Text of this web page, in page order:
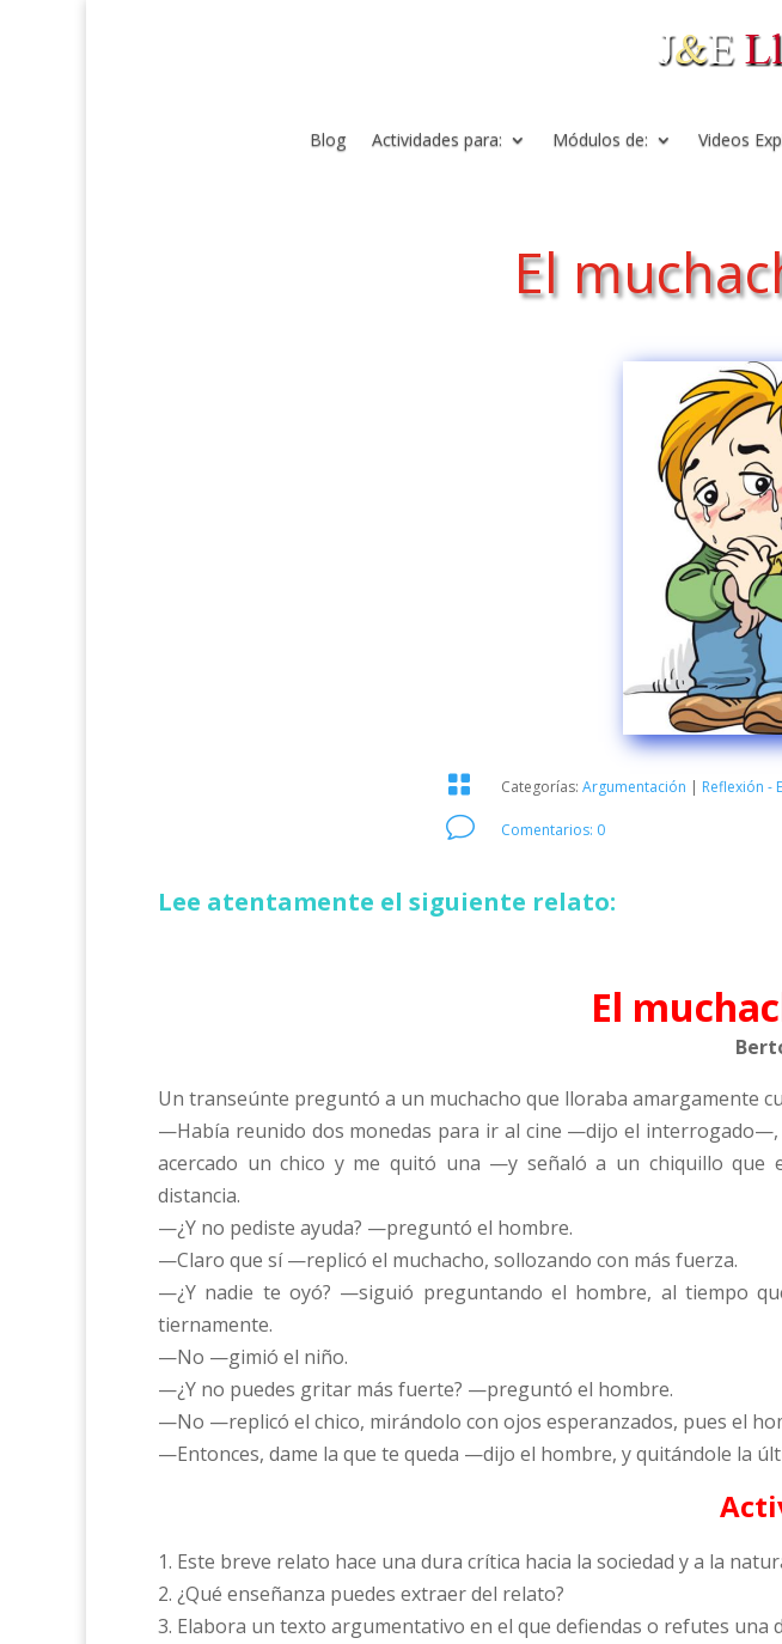
Blog Actividades para: Módulos de: Videos
El
 Categorías: Argumentación | Reflexión -
v Comentarios: 0
Lee atentamente el siguiente relato:
El
Un transeúnte preguntó a un muchacho que lloraba amargamente
—Había reunido dos monedas para ir al cine —dijo el interrogado—,
acercado un chico y me quitó una —y señaló a un chiquillo que
distancia.
—¿Y no pediste ayuda? —preguntó el hombre.
—Claro que sí —replicó el muchacho, sollozando con más fuerza.
—¿Y nadie te oyó? —siguió preguntando el hombre, al tiempo
tiernamente.
—No —gimió el niño.
—¿Y no puedes gritar más fuerte? —preguntó el hombre.
—No —replicó el chico, mirándolo con ojos esperanzados, pues el
—Entonces, dame la que te queda —dijo el hombre, y quitándole la
1. Este breve relato hace una dura crítica hacia la sociedad y a la
2. ¿Qué enseñanza puedes extraer del relato?
3. Elabora un texto argumentativo en el que defiendas o refutes una